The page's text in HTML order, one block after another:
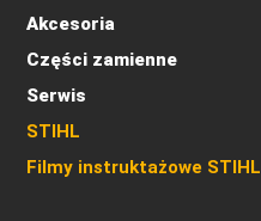
Akcesoria
Części zamienne
Serwis
STIHL
Filmy instruktażowe STIHL